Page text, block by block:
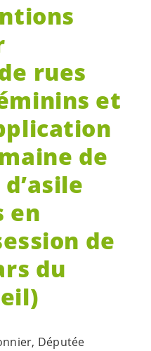
rues
et
de
en
de
du
Députée